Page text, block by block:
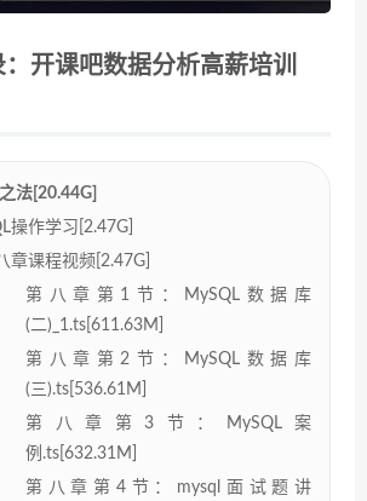
开课吧数据分析高薪培训
法[20.44G]
操作学习[2.47G]
章课程视频[2.47G]
第八章第1节：MySQL数据库
(二)_1.ts[611.63M]
第八章第2节：MySQL数据库
(三).ts[536.61M]
第八章第3节：MySQL案
例.ts[632.31M]
第八章第4节：mysql面试题讲